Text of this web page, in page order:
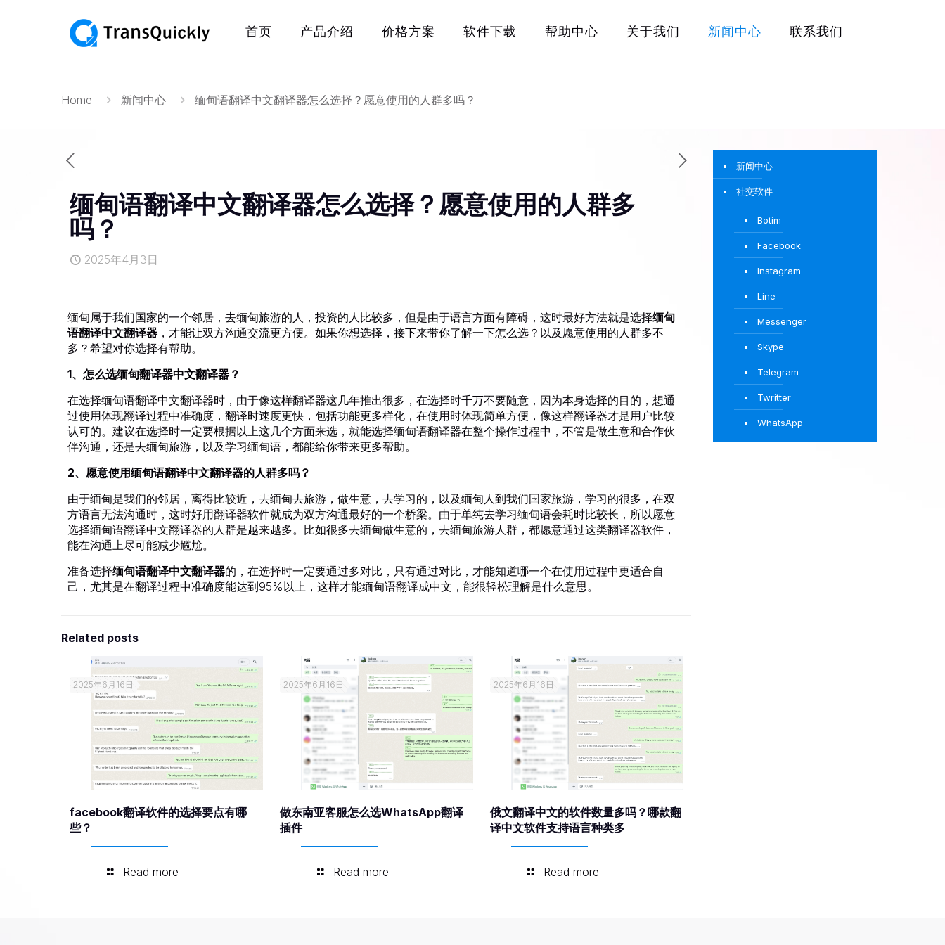
首页 产品介绍 价格方案 软件下载 帮助中心 关于我们 新闻中心 联系我们
Home 新闻中心 缅甸语翻译中文翻译器怎么选择？愿意使用的人群多吗？
缅甸语翻译中文翻译器怎么选择？愿意使用的人群多
吗？
2025年4月3日
缅甸属于我们国家的一个邻居，去缅甸旅游的人，投资的人比较多，但是由于语言方面有障碍，这时最好方法就是选择缅甸
语翻译中文翻译器，才能让双方沟通交流更方便。如果你想选择，接下来带你了解一下怎么选？以及愿意使用的人群多不
多？希望对你选择有帮助。
1、怎么选缅甸翻译器中文翻译器？
在选择缅甸语翻译中文翻译器时，由于像这样翻译器这几年推出很多，在选择时千万不要随意，因为本身选择的目的，想通
过使用体现翻译过程中准确度，翻译时速度更快，包括功能更多样化，在使用时体现简单方便，像这样翻译器才是用户比较
认可的。建议在选择时一定要根据以上这几个方面来选，就能选择缅甸语翻译器在整个操作过程中，不管是做生意和合作伙
伴沟通，还是去缅甸旅游，以及学习缅甸语，都能给你带来更多帮助。
2、愿意使用缅甸语翻译中文翻译器的人群多吗？
由于缅甸是我们的邻居，离得比较近，去缅甸去旅游，做生意，去学习的，以及缅甸人到我们国家旅游，学习的很多，在双
方语言无法沟通时，这时好用翻译器软件就成为双方沟通最好的一个桥梁。由于单纯去学习缅甸语会耗时比较长，所以愿意
选择缅甸语翻译中文翻译器的人群是越来越多。比如很多去缅甸做生意的，去缅甸旅游人群，都愿意通过这类翻译器软件，
能在沟通上尽可能减少尴尬。
准备选择缅甸语翻译中文翻译器的，在选择时一定要通过多对比，只有通过对比，才能知道哪一个在使用过程中更适合自
己，尤其是在翻译过程中准确度能达到95%以上，这样才能缅甸语翻译成中文，能很轻松理解是什么意思。
Related posts
2025年6月16日
facebook翻译软件的选择要点有哪
些？
Read more
2025年6月16日
做东南亚客服怎么选WhatsApp翻译
插件
Read more
2025年6月16日
俄文翻译中文的软件数量多吗？哪款翻
译中文软件支持语言种类多
Read more
新闻中心
社交软件
Botim
Facebook
Instagram
Line
Messenger
Skype
Telegram
Twritter
WhatsApp